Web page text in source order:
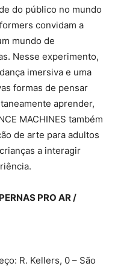
do público no mundo
convidam a
mundo de
Nesse experimento,
imersiva e uma
formas de pensar
aprender,
MACHINES também
de arte para adultos
a interagir
PRO AR /
R. Kellers, 0 – São